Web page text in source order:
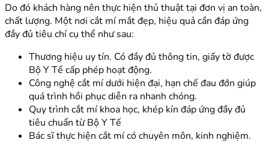
Do đó khách hàng nên thực hiện thủ thuật tại đơn vị an toàn,
chất lượng. Một nơi cắt mí mắt đẹp, hiệu quả cần đáp ứng
đầy đủ tiêu chí cụ thể như sau:
Thương hiệu uy tín. Có đầy đủ thông tin, giấy tờ được
Bộ Y Tế cấp phép hoạt động.
Công nghệ cắt mí dưới hiện đại, hạn chế đau đớn giúp
quá trình hồi phục diễn ra nhanh chóng.
Quy trình cắt mí khoa học, khép kín đáp ứng đầy đủ
tiêu chuẩn từ Bộ Y Tế
Bác sĩ thực hiện cắt mí có chuyên môn, kinh nghiệm.